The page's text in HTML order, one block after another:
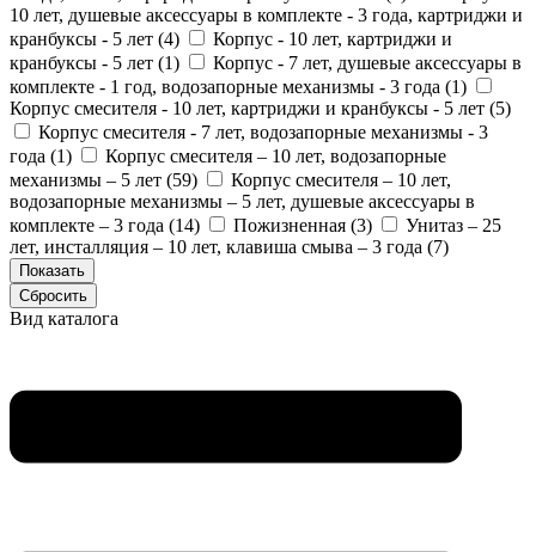
10 лет, душевые аксессуары в комплекте - 3 года, картриджи и
кранбуксы - 5 лет (4)
Корпус - 10 лет, картриджи и
кранбуксы - 5 лет (1)
Корпус - 7 лет, душевые аксессуары в
комплекте - 1 год, водозапорные механизмы - 3 года (1)
Корпус смесителя - 10 лет, картриджи и кранбуксы - 5 лет (5)
Корпус смесителя - 7 лет, водозапорные механизмы - 3
года (1)
Корпус смесителя – 10 лет, водозапорные
механизмы – 5 лет (59)
Корпус смесителя – 10 лет,
водозапорные механизмы – 5 лет, душевые аксессуары в
комплекте – 3 года (14) Пожизненная (3)
Унитаз – 25
лет, инсталляция – 10 лет, клавиша смыва – 3 года (7)
Вид каталога